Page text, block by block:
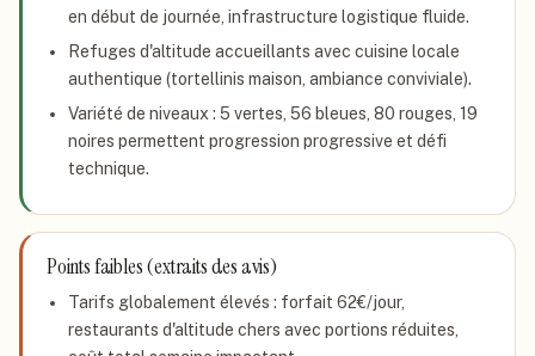
en début de journée, infrastructure logistique fluide.
Refuges d'altitude accueillants avec cuisine locale
authentique (tortellinis maison, ambiance conviviale).
Variété de niveaux : 5 vertes, 56 bleues, 80 rouges, 19
noires permettent progression progressive et défi
technique.
Points faibles (extraits des avis)
Tarifs globalement élevés : forfait 62€/jour,
restaurants d'altitude chers avec portions réduites,